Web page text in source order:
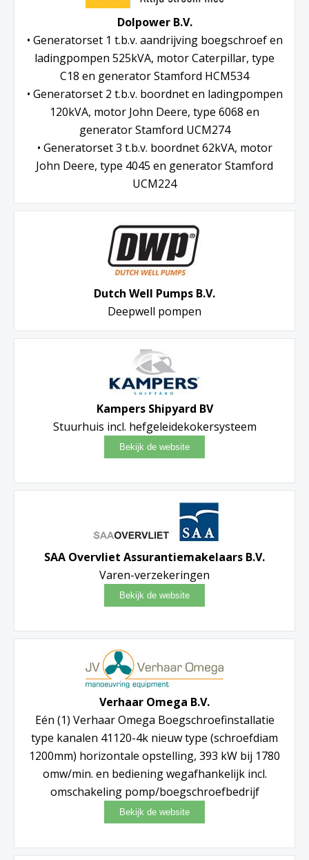
Dolpower B.V.
• Generatorset 1 t.b.v. aandrijving boegschroef en
ladingpompen 525kVA, motor Caterpillar, type
C18 en generator Stamford HCM534
• Generatorset 2 t.b.v. boordnet en ladingpompen
120kVA, motor John Deere, type 6068 en
generator Stamford UCM274
• Generatorset 3 t.b.v. boordnet 62kVA, motor
John Deere, type 4045 en generator Stamford
UCM224
Dutch Well Pumps B.V.
Deepwell pompen
Kampers Shipyard BV
Stuurhuis incl. hefgeleidekokersysteem
SAA Overvliet Assurantiemakelaars B.V.
Varen-verzekeringen
Verhaar Omega B.V.
Eén (1) Verhaar Omega Boegschroefinstallatie
type kanalen 41120-4k nieuw type (schroefdiam
1200mm) horizontale opstelling, 393 kW bij 1780
omw/min. en bediening wegafhankelijk incl.
omschakeling pomp/boegschroefbedrijf